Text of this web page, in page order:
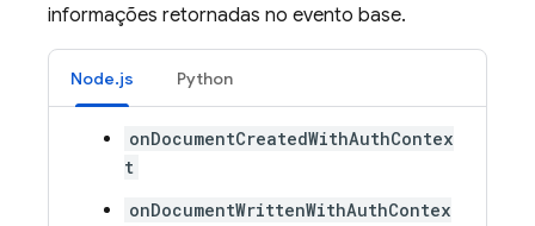
informações retornadas no evento base.
Node.js Python
onDocumentCreatedWithAuthContex
t
onDocumentWrittenWithAuthContex